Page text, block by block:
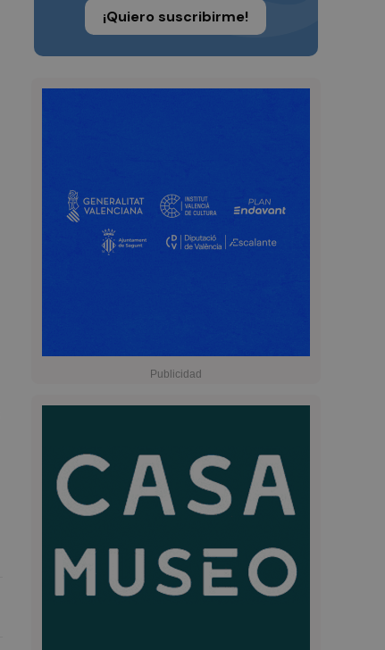
¡Quiero suscribirme!